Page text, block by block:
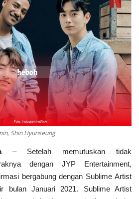
Shin Hyunseung
– Setelah memutuskan tidak
dengan JYP Entertainment,
bergabung dengan Sublime Artist
bulan Januari 2021. Sublime Artist